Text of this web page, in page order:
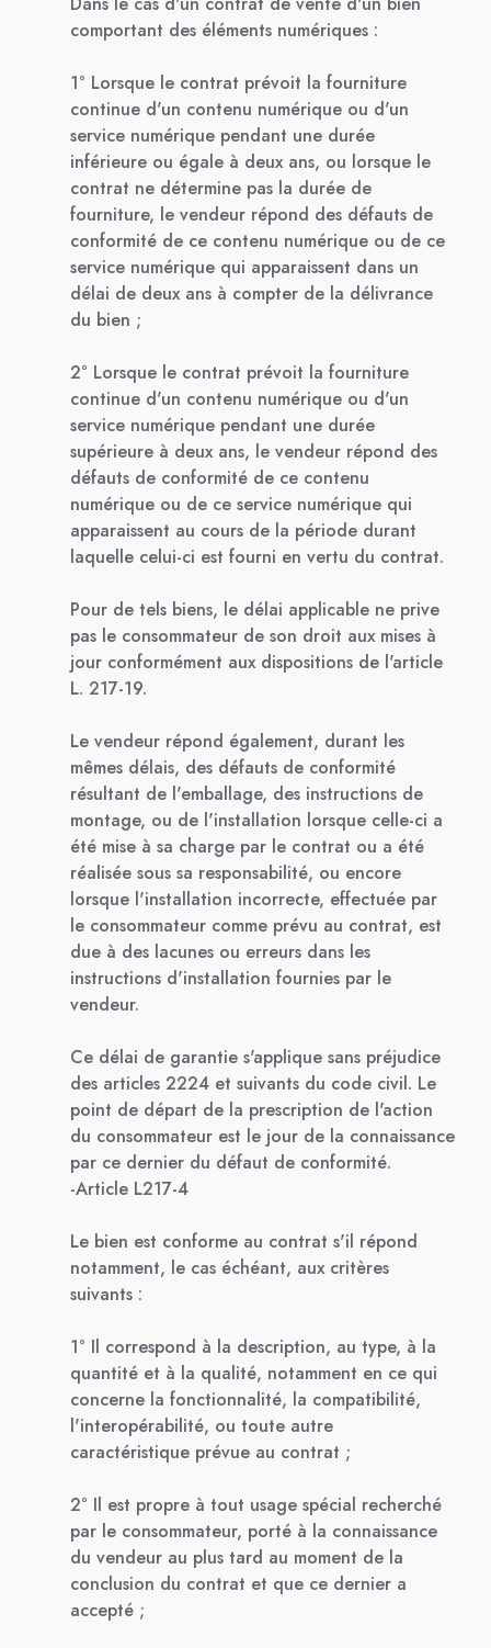
comportant des éléments numériques :
1° Lorsque le contrat prévoit la fourniture
continue d'un contenu numérique ou d'un
service numérique pendant une durée
inférieure ou égale à deux ans, ou lorsque le
contrat ne détermine pas la durée de
fourniture, le vendeur répond des défauts de
conformité de ce contenu numérique ou de ce
service numérique qui apparaissent dans un
délai de deux ans à compter de la délivrance
du bien ;
2° Lorsque le contrat prévoit la fourniture
continue d'un contenu numérique ou d'un
service numérique pendant une durée
supérieure à deux ans, le vendeur répond des
défauts de conformité de ce contenu
numérique ou de ce service numérique qui
apparaissent au cours de la période durant
laquelle celui-ci est fourni en vertu du contrat.
Pour de tels biens, le délai applicable ne prive
pas le consommateur de son droit aux mises à
jour conformément aux dispositions de l'article
L. 217-19.
Le vendeur répond également, durant les
mêmes délais, des défauts de conformité
résultant de l'emballage, des instructions de
montage, ou de l'installation lorsque celle-ci a
été mise à sa charge par le contrat ou a été
réalisée sous sa responsabilité, ou encore
lorsque l'installation incorrecte, effectuée par
le consommateur comme prévu au contrat, est
due à des lacunes ou erreurs dans les
instructions d'installation fournies par le
vendeur.
Ce délai de garantie s'applique sans préjudice
des articles 2224 et suivants du code civil. Le
point de départ de la prescription de l'action
du consommateur est le jour de la connaissance
par ce dernier du défaut de conformité.
-Article L217-4
Le bien est conforme au contrat s'il répond
notamment, le cas échéant, aux critères
suivants :
1° Il correspond à la description, au type, à la
quantité et à la qualité, notamment en ce qui
concerne la fonctionnalité, la compatibilité,
l'interopérabilité, ou toute autre
caractéristique prévue au contrat ;
2° Il est propre à tout usage spécial recherché
par le consommateur, porté à la connaissance
du vendeur au plus tard au moment de la
conclusion du contrat et que ce dernier a
accepté ;